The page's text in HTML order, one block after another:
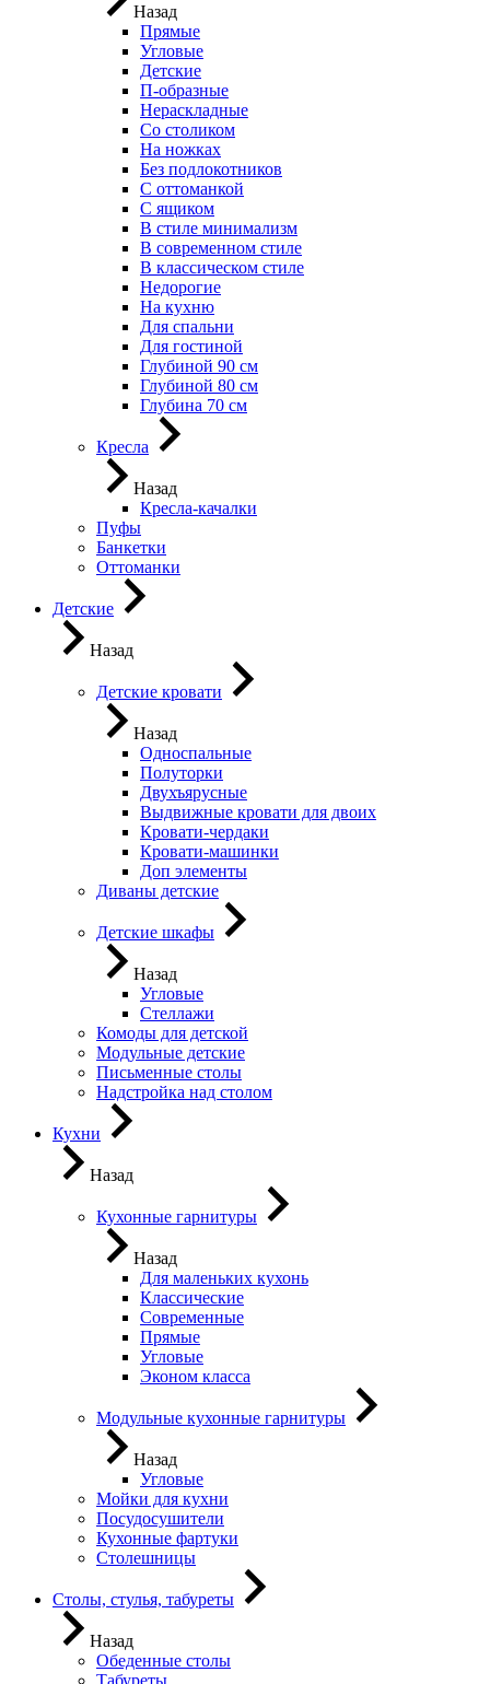
Назад
Прямые
Угловые
Детские
П-образные
Нераскладные
Со столиком
На ножках
Без подлокотников
С оттоманкой
С ящиком
В стиле минимализм
В современном стиле
В классическом стиле
Недорогие
На кухню
Для спальни
Для гостиной
Глубиной 90 см
Глубиной 80 см
Глубина 70 см
Кресла
Назад
Кресла-качалки
Пуфы
Банкетки
Оттоманки
Детские
Назад
Детские кровати
Назад
Односпальные
Полуторки
Двухъярусные
Выдвижные кровати для двоих
Кровати-чердаки
Кровати-машинки
Доп элементы
Диваны детские
Детские шкафы
Назад
Угловые
Стеллажи
Комоды для детской
Модульные детские
Письменные столы
Надстройка над столом
Кухни
Назад
Кухонные гарнитуры
Назад
Для маленьких кухонь
Классические
Современные
Прямые
Угловые
Эконом класса
Модульные кухонные гарнитуры
Назад
Угловые
Мойки для кухни
Посудосушители
Кухонные фартуки
Столешницы
Столы, стулья, табуреты
Назад
Обеденные столы
Табуреты